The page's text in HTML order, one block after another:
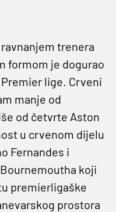
trenera
formom je dogurao
lige. Crveni
manje od
od četvrte Aston
u crvenom dijelu
Fernandes i
koji
premierligaške
prostora